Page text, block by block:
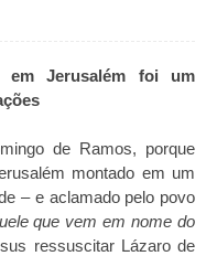
em Jerusalém foi um
de Ramos, porque
montado em um
– e aclamado pelo povo
que vem em nome do
ressuscitar Lázaro de